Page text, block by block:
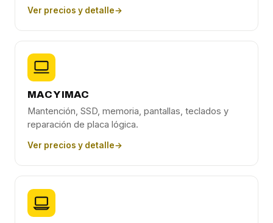
Ver precios y detalle→
MAC Y IMAC
Mantención, SSD, memoria, pantallas, teclados y
reparación de placa lógica.
Ver precios y detalle→